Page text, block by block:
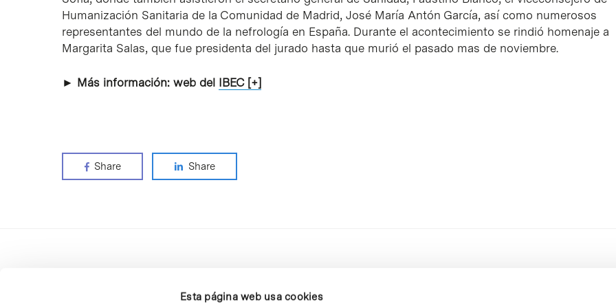
Esta página web usa cookies
Humanización Sanitaria de la Comunidad de Madrid, José María Antón García, así como numerosos
representantes del mundo de la nefrología en España. Durante el acontecimiento se rindió homenaje a
Margarita Salas, que fue presidenta del jurado hasta que murió el pasado mas de noviembre.
► Más información: web del IBEC [+]
Share Share